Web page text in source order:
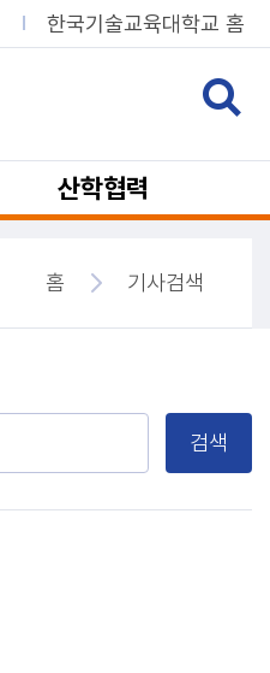
한국기술교육대학교 홈
산학협력
홈 기사검색
검색